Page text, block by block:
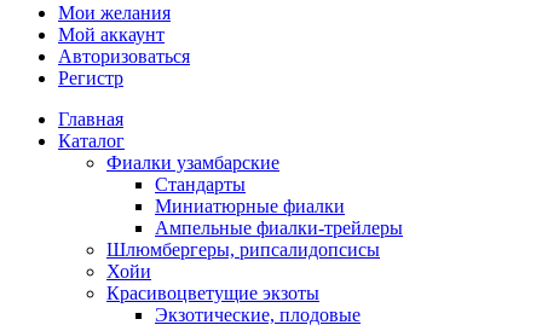
Мои желания
Мой аккаунт
Авторизоваться
Регистр
Главная
Каталог
Фиалки узамбарские
Стандарты
Миниатюрные фиалки
Ампельные фиалки-трейлеры
Шлюмбергеры, рипсалидопсисы
Хойи
Красивоцветущие экзоты
Экзотические, плодовые